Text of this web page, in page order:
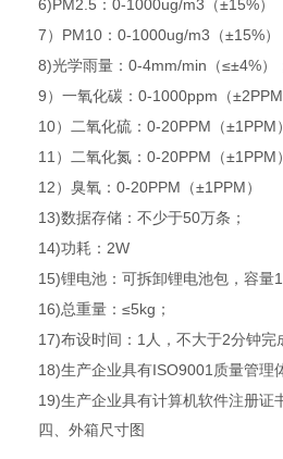
6)PM2.5：0-1000ug/m3（±15%）
7）PM10：0-1000ug/m3（±15%）
8)光学雨量：0-4mm/min（≤±4%）
9）一氧化碳：0-1000ppm（±2PPM
10）二氧化硫：0-20PPM（±1PPM）
11）二氧化氮：0-20PPM（±1PPM）
12）臭氧：0-20PPM（±1PPM）
13)数据存储：不少于50万条；
14)功耗：2W
15)锂电池：可拆卸锂电池包，容量
16)总重量：≤5kg；
17)布设时间：1人，不大于2分钟完
18)生产企业具有ISO9001质量管理
19)生产企业具有计算机软件注册证
四、外箱尺寸图